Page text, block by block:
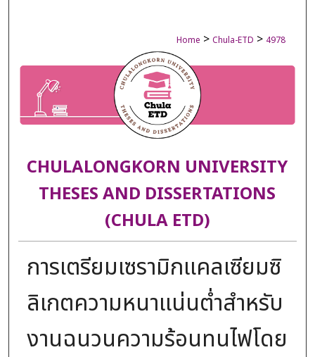
Home > Chula-ETD > 4978
CHULALONGKORN UNIVERSITY
THESES AND DISSERTATIONS
(CHULA ETD)
การเตรียมเซรามิกแคลเซียมซิ
ลิเกตความหนาแน่นต่ำสำหรับ
งานฉนวนความร้อนทนไฟโดย